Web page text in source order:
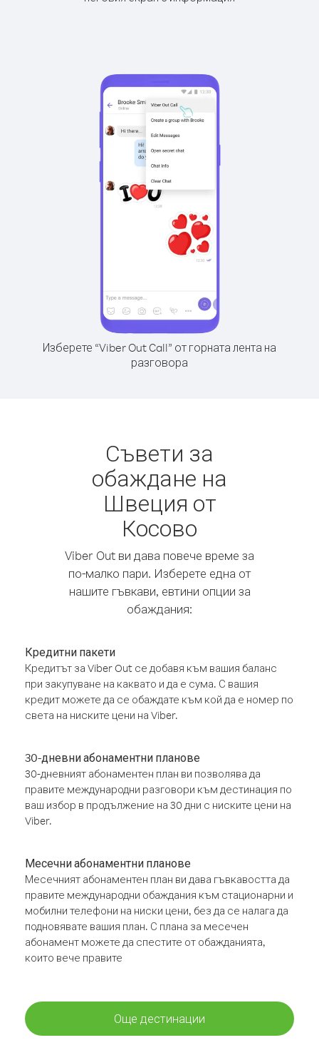
Изберете “Viber Out Call” от горната лента на
разговора
Съвети за
обаждане на
Швеция от
Косово
Viber Out ви дава повече време за
по-малко пари. Изберете една от
нашите гъвкави, евтини опции за
обаждания:
Кредитни пакети
Кредитът за Viber Out се добавя към вашия баланс
при закупуване на каквато и да е сума. С вашия
кредит можете да се обаждате към кой да е номер по
света на ниските цени на Viber.
30-дневни абонаментни планове
30-дневният абонаментен план ви позволява да
правите международни разговори към дестинация по
ваш избор в продължение на 30 дни с ниските цени на
Viber.
Месечни абонаментни планове
Месечният абонаментен план ви дава гъвкавостта да
правите международни обаждания към стационарни и
мобилни телефони на ниски цени, без да се налага да
подновявате вашия план. С плана за месечен
абонамент можете да спестите от обажданията,
които вече правите
Още дестинации